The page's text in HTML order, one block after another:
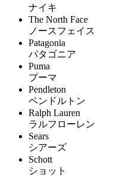
ナイキ
The North Face
ノースフェイス
Patagonia
パタゴニア
Puma
プーマ
Pendleton
ペンドルトン
Ralph Lauren
ラルフローレン
Sears
シアーズ
Schott
ショット